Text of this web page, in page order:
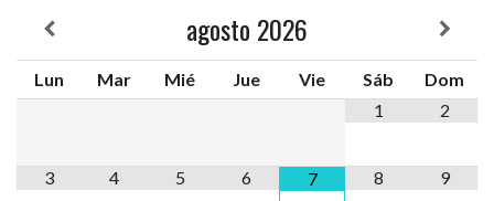
agosto 2026
Lun Mar Mié Jue Vie Sáb
Dom
1
2
3 4 5 6 7 8 9